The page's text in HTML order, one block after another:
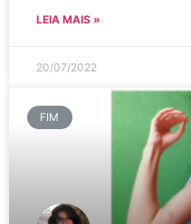
LEIA MAIS »
20/07/2022
FIM